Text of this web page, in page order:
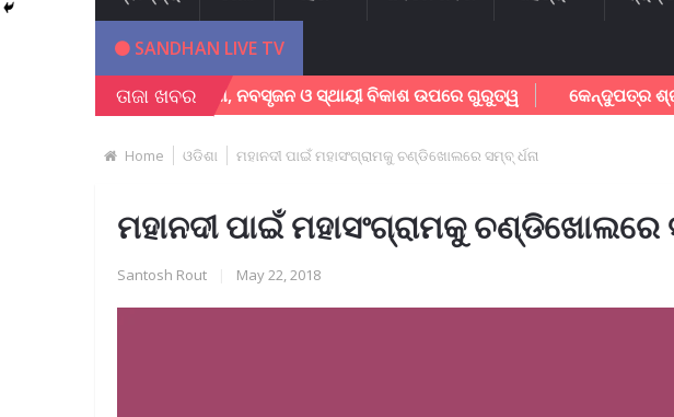
SANDHAN LIVE TV
ତାଜା ଖବର
ଅନୁଷ୍ଠିତ; ଶିକ୍ଷା, ନବସୃଜନ ଓ ସ୍ଥାୟୀ ବିକାଶ ଉପରେ ଗୁରୁତ୍ୱ କେନ୍ଦୁପତ୍ର ଶ୍ରମିକ
Home ଓଡିଶା ମହାନଦୀ ପାଇଁ ମହାସଂଗ୍ରାମକୁ ଚଣ୍ଡିଖୋଲରେ ସମ୍ବ୍ ର୍ଧନା
ମହାନଦୀ ପାଇଁ ମହାସଂଗ୍ରାମକୁ ଚଣ୍ଡିଖୋଲରେ
Santosh Rout May 22, 2018